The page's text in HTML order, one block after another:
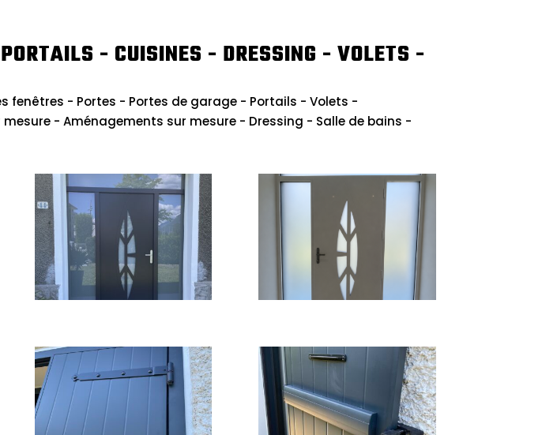
- CUISINES - DRESSING - VOLETS -
fenêtres - Portes - Portes de garage - Portails - Volets -
- Aménagements sur mesure - Dressing - Salle de bains -